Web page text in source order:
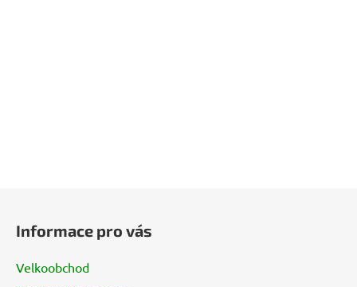
Informace pro vás
Velkoobchod